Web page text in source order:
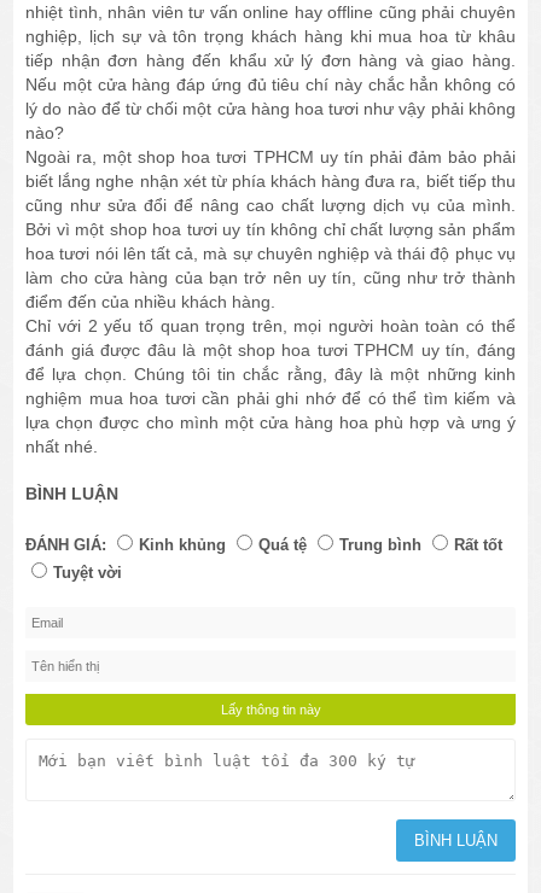
nhiệt tình, nhân viên tư vấn online hay offline cũng phải chuyên
nghiệp, lịch sự và tôn trọng khách hàng khi mua hoa từ khâu
tiếp nhận đơn hàng đến khẩu xử lý đơn hàng và giao hàng.
Nếu một cửa hàng đáp ứng đủ tiêu chí này chắc hẳn không có
lý do nào để từ chối một cửa hàng hoa tươi như vậy phải không
nào?
Ngoài ra, một shop hoa tươi TPHCM uy tín phải đảm bảo phải
biết lắng nghe nhận xét từ phía khách hàng đưa ra, biết tiếp thu
cũng như sửa đổi để nâng cao chất lượng dịch vụ của mình.
Bởi vì một shop hoa tươi uy tín không chỉ chất lượng sản phẩm
hoa tươi nói lên tất cả, mà sự chuyên nghiệp và thái độ phục vụ
làm cho cửa hàng của bạn trở nên uy tín, cũng như trở thành
điểm đến của nhiều khách hàng.
Chỉ với 2 yếu tố quan trọng trên, mọi người hoàn toàn có thể
đánh giá được đâu là một shop hoa tươi TPHCM uy tín, đáng
để lựa chọn. Chúng tôi tin chắc rằng, đây là một những kinh
nghiệm mua hoa tươi cần phải ghi nhớ để có thể tìm kiếm và
lựa chọn được cho mình một cửa hàng hoa phù hợp và ưng ý
nhất nhé.
BÌNH LUẬN
ĐÁNH GIÁ: Kinh khủng Quá tệ Trung bình
Rất tốt
Tuyệt vời